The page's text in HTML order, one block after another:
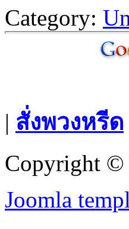
Category:
| สั่งพวงหรีด
Copyright ©
Joomla